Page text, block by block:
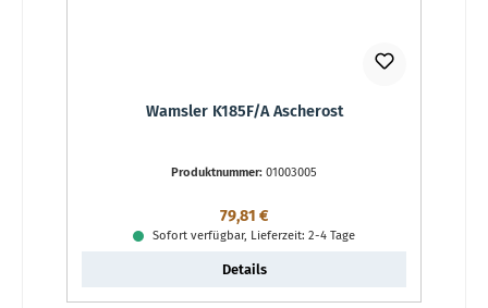
Wamsler K185F/A Ascherost
Produktnummer: 01003005
Regulärer Preis:
79,81 €
Sofort verfügbar, Lieferzeit: 2-4 Tage
Details